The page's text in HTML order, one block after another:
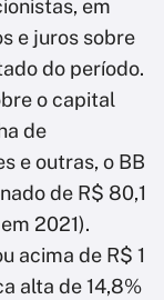
em
e juros sobre
do período.
o capital
de
e outras, o BB
de R$ 80,1
2021).
acima de R$ 1
alta de 14,8%